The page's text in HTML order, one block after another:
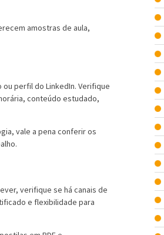
amostras de aula,
perfil do LinkedIn. Verifique
conteúdo estudado,
vale a pena conferir os
verifique se há canais de
e flexibilidade para